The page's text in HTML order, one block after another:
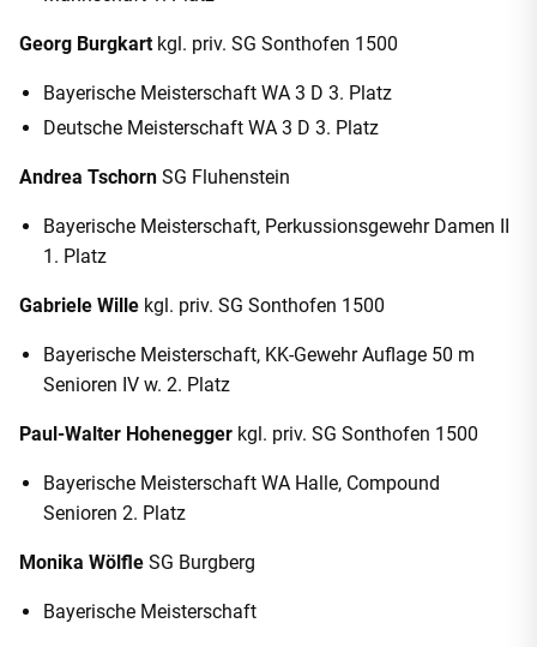
Georg Burgkartkgl. priv. SG Sonthofen 1500
Bayerische Meisterschaft WA 3 D 3. Platz
Deutsche Meisterschaft WA 3 D 3. Platz
Andrea Tschorn SG Fluhenstein
Bayerische Meisterschaft, Perkussionsgewehr Damen II
1. Platz
Gabriele Wille kgl. priv. SG Sonthofen 1500
Bayerische Meisterschaft, KK-Gewehr Auflage 50 m
Senioren IV w. 2. Platz
Paul-Walter Hohenegger kgl. priv. SG Sonthofen 1500
Bayerische Meisterschaft WA Halle, Compound
Senioren 2. Platz
Monika Wölfle SG Burgberg
Bayerische Meisterschaft